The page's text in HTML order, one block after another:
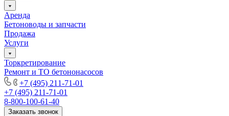
Аренда
Бетоноводы и запчасти
Продажа
Услуги
Торкретирование
Ремонт и ТО бетононасосов
+7 (495) 211-71-01
+7 (495) 211-71-01
8-800-100-61-40
Заказать звонок